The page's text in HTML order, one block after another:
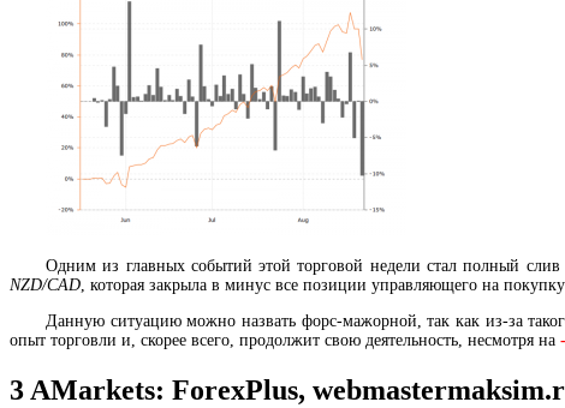
Одним из главных событий этой торговой недели стал полный
NZD/CAD, которая закрыла в минус все позиции управляющего на
Данную ситуацию можно назвать форс-мажорной, так как из-за
опыт торговли и, скорее всего, продолжит свою деятельность, несмотря на
3AMarkets: ForexPlus,